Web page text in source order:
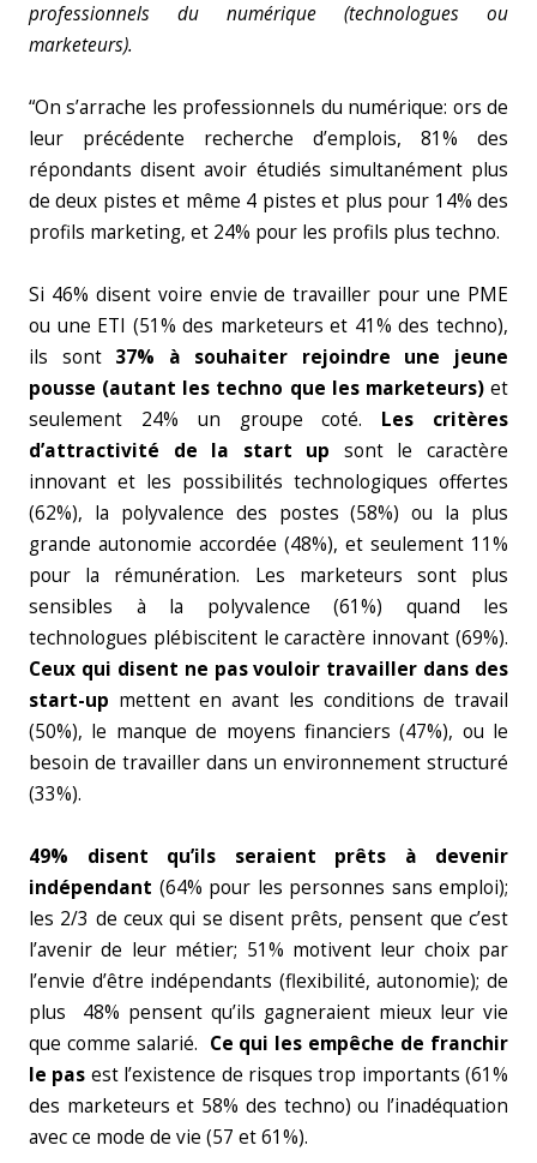
professionnels du numérique (technologues ou
marketeurs).
“On s’arrache les professionnels du numérique: ors de
leur précédente recherche d’emplois, 81% des
répondants disent avoir étudiés simultanément plus
de deux pistes et même 4 pistes et plus pour 14% des
profils marketing, et 24% pour les profils plus techno.
Si 46% disent voire envie de travailler pour une PME
ou une ETI (51% des marketeurs et 41% des techno),
ils sont 37% à souhaiter rejoindre une jeune
pousse (autant les techno que les marketeurs)et
seulement 24% un groupe coté. Les critères
d’attractivité de la start up sont le caractère
innovant et les possibilités technologiques offertes
(62%), la polyvalence des postes (58%) ou la plus
grande autonomie accordée (48%), et seulement 11%
pour la rémunération. Les marketeurs sont plus
sensibles à la polyvalence (61%) quand les
technologues plébiscitent le caractère innovant (69%).
Ceux qui disent ne pas vouloir travailler dans des
start-up mettent en avant les conditions de travail
(50%), le manque de moyens financiers (47%), ou le
besoin de travailler dans un environnement structuré
(33%).
49% disent qu’ils seraient prêts à devenir
indépendant (64% pour les personnes sans emploi);
les 2/3 de ceux qui se disent prêts, pensent que c’est
l’avenir de leur métier; 51% motivent leur choix par
l’envie d’être indépendants (flexibilité, autonomie); de
plus 48% pensent qu’ils gagneraient mieux leur vie
que comme salarié. Ce qui les empêche de franchir
le pas est l’existence de risques trop importants (61%
des marketeurs et 58% des techno) ou l’inadéquation
avec ce mode de vie (57 et 61%).